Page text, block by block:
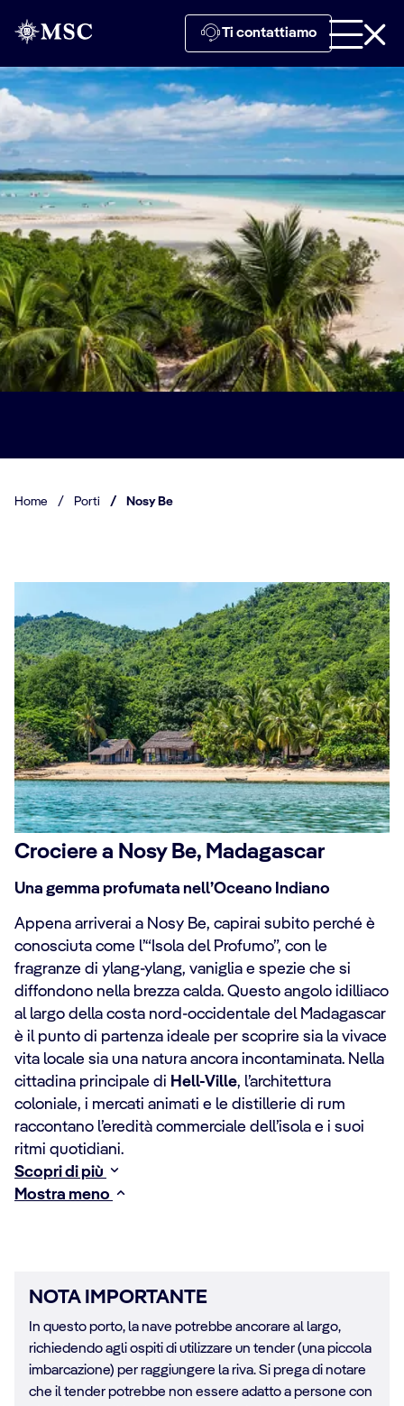
Ti contattiamo
Home / Porti / Nosy Be
Crociere a Nosy Be, Madagascar
Una gemma profumata nell’Oceano Indiano
Appena arriverai a Nosy Be, capirai subito perché è
conosciuta come l’“Isola del Profumo”, con le
fragranze di ylang-ylang, vaniglia e spezie che si
diffondono nella brezza calda. Questo angolo idilliaco
al largo della costa nord-occidentale del Madagascar
è il punto di partenza ideale per scoprire sia la vivace
vita locale sia una natura ancora incontaminata. Nella
cittadina principale di Hell-Ville, l’architettura
coloniale, i mercati animati e le distillerie di rum
raccontano l’eredità commerciale dell’isola e i suoi
ritmi quotidiani.
Scopri di più
Mostra meno
NOTA IMPORTANTE
In questo porto, la nave potrebbe ancorare al largo,
richiedendo agli ospiti di utilizzare un tender (una piccola
imbarcazione) per raggiungere la riva. Si prega di notare
che il tender potrebbe non essere adatto a persone con